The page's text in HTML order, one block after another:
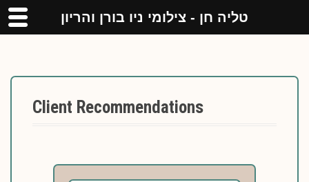
Client Recommendations
טליה חן - צילומי ניו בורן והריון